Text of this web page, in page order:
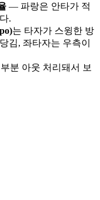
— 파랑은 안타가 적
.
는 타자가 스윙한 방
김, 좌타자는 우측이
분 아웃 처리돼서 보